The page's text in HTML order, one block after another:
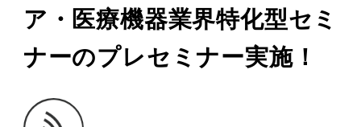
ア・医療機器業界特化型セミ
ナーのプレセミナー実施！